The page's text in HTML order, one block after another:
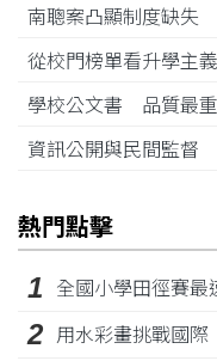
南聰案凸顯制度缺失
從校門榜單看升學主
學校公文書 品質最
資訊公開與民間監
熱門點擊
1 全國小學田徑賽
2 用水彩畫挑戰國